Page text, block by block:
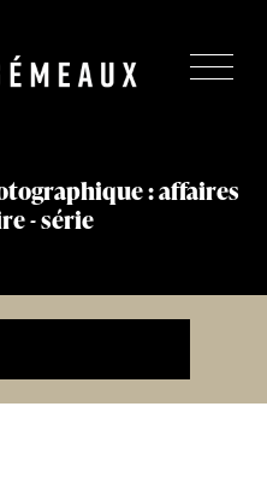
: affaires
- série